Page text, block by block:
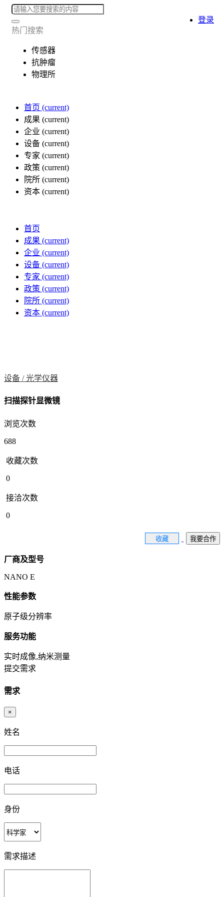
热门搜索
传感器
抗肿瘤
物理所
首页 (current)
成果 (current)
企业 (current)
设备 (current)
专家 (current)
政策 (current)
院所 (current)
资本 (current)
登录
首页
成果 (current)
企业 (current)
设备 (current)
专家 (current)
政策 (current)
院所 (current)
资本 (current)
设备 /光学仪器
扫描探针显微镜
浏览次数
688
收藏次数
0
接洽次数
0
收藏 我要合作
厂商及型号
NANO E
性能参数
原子级分辨率
服务功能
实时成像,纳米测量
提交需求
需求
×
姓名
电话
身份
需求描述